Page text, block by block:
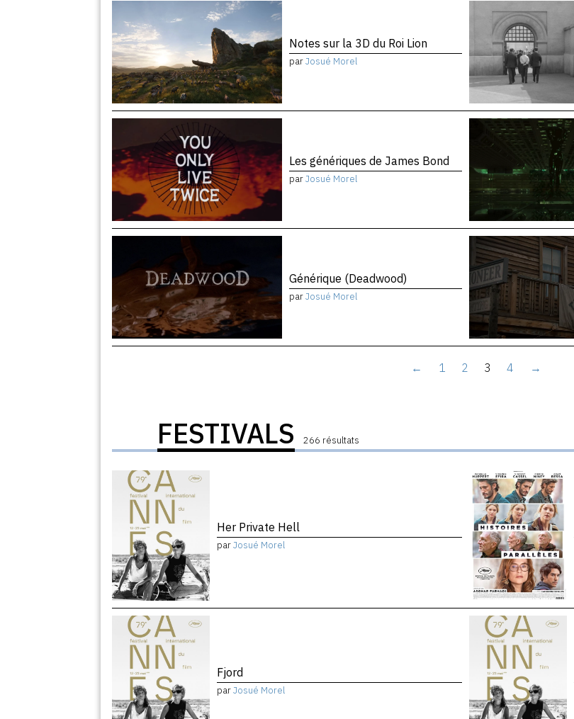
Notes sur la 3D du Roi Lion
parJosué Morel
Les génériques de James Bond
parJosué Morel
Générique (Deadwood)
parJosué Morel
← 1 2 3 4 →
FESTIVALS 266 résultats
Her Private Hell
parJosué Morel
Fjord
parJosué Morel